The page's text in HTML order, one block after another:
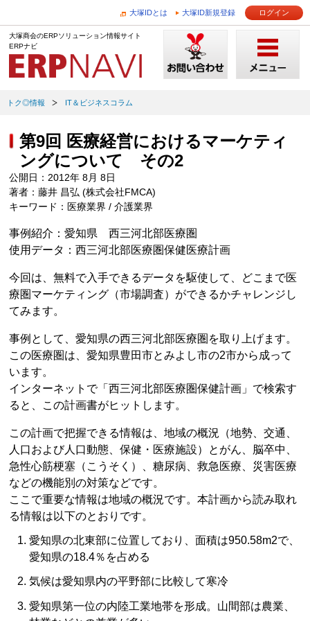
大塚IDとは 大塚ID新規登録 ログイン
大塚商会のERPソリューション情報サイト
ERPナビ
トク◎情報 IT＆ビジネスコラム
第9回 医療経営におけるマーケティ
ングについて その2
公開日：2012年 8月 8日
著者：藤井 昌弘 (株式会社FMCA)
キーワード：医療業界 / 介護業界
事例紹介：愛知県 西三河北部医療圏
使用データ：西三河北部医療圏保健医療計画
今回は、無料で入手できるデータを駆使して、どこまで医
療圏マーケティング（市場調査）ができるかチャレンジし
てみます。
事例として、愛知県の西三河北部医療圏を取り上げます。
この医療圏は、愛知県豊田市とみよし市の2市から成って
います。
インターネットで「西三河北部医療圏保健計画」で検索す
ると、この計画書がヒットします。
この計画で把握できる情報は、地域の概況（地勢、交通、
人口および人口動態、保健・医療施設）とがん、脳卒中、
急性心筋梗塞（こうそく）、糖尿病、救急医療、災害医療
などの機能別の対策などです。
ここで重要な情報は地域の概況です。本計画から読み取れ
る情報は以下のとおりです。
愛知県の北東部に位置しており、面積は950.58m2で、
愛知県の18.4％を占める
気候は愛知県内の平野部に比較して寒冷
愛知県第一位の内陸工業地帯を形成。山間部は農業、